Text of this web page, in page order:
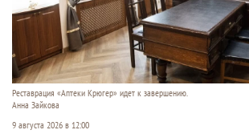
Реставрация «Аптеки Крюгер» идет к завершению.
Анна Зайкова
9 августа 2026 в 12:00